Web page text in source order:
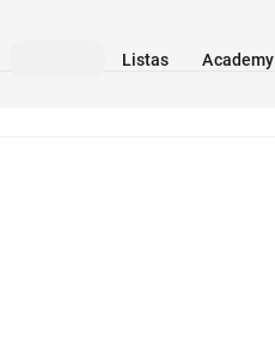
Listas Academy